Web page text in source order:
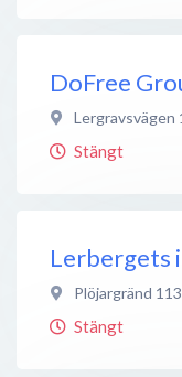
DoFree
Lergravsvägen
Stängt
Lerbergets
Plöjargränd 113
Stängt